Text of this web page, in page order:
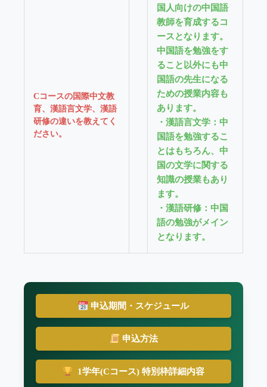
Cコースの国際中文教
育、漢語言文学、漢語
研修の違いを教えてく
ださい。
国人向けの中国語
教師を育成するコ
ースとなります。
中国語を勉強をす
ること以外にも中
国語の先生になる
ための授業内容も
あります。
・漢語言文学： 中
国語を勉強するこ
とはもちろん、中
国の文学に関する
知識の授業もあり
ます。
・漢語研修： 中国
語の勉強がメイン
となります。
申込期間・スケジュール
申込方法
1学年(Cコース) 特別枠詳細内容